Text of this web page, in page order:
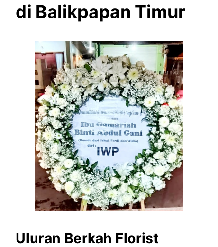
di Balikpapan Timur
Uluran Berkah Florist